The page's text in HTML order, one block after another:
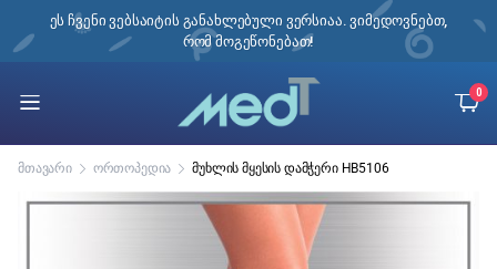
ეს ჩვენი ვებსაიტის განახლებული ვერსიაა. ვიმედოვნებთ,
რომ მოგეწონებათ!
0
მთავარი ორთოპედია მუხლის მყესის დამჭერი HB5106